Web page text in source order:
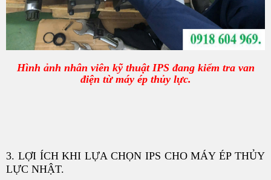
Hình ảnh nhân viên kỹ thuật IPS đang kiểm tra van
điện từ máy ép thủy lực.
3. LỢI ÍCH KHI LỰA CHỌN IPS CHO MÁY ÉP THỦY
LỰC NHẬT.